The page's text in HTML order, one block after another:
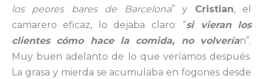
los peores bares de Barcelona” y Cristian, el
camarero eficaz, lo dejaba claro: “si vieran los
clientes cómo hace la comida, no volverían”.
Muy buen adelanto de lo que veríamos después.
La grasa y mierda se acumulaba en fogones desde